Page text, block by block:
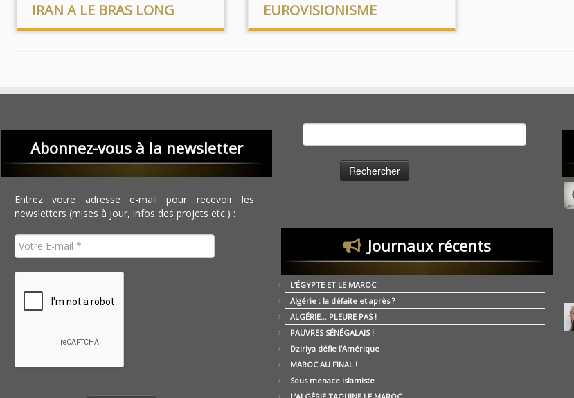
IRAN A LE BRAS LONG EUROVISIONISME
Abonnez-vous à la newsletter
Entrez votre adresse e-mail pour recevoir les
newsletters (mises à jour, infos des projets etc.) :
Journaux récents
L’ÉGYPTE ET LE MAROC
Algérie : la défaite et après ?
ALGÉRIE… PLEURE PAS !
PAUVRES SÉNÉGALAIS !
Dziriya défie l’Amérique
MAROC AU FINAL !
Sous menace islamiste